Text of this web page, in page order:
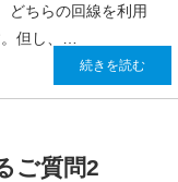
どちらの回線を利用
但し、…
続きを読む
ご質問2